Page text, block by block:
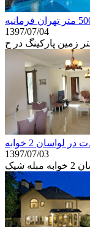
1397/07/04
لواسان 2 خوابه
1397/07/03
شیک